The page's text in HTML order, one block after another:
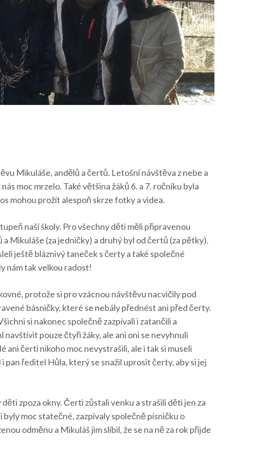
Mikuláše, andělů a čertů. Letošní návštěva z nebe a
moc mrzelo. Také většina žáků 6. a 7. ročníku byla
mohou prožít alespoň skrze fotky a videa.
naší školy. Pro všechny děti měli připravenou
Mikuláše (za jedničky) a druhý byl od čertů (za pětky).
ještě bláznivý taneček s čerty a také společné
nám tak velkou radost!
protože si pro vzácnou návštěvu nacvičily pod
básničky, které se nebály přednést ani před čerty.
si nakonec společně zazpívali i zatančili a
navštívit pouze čtyři žáky, ale ani oni se nevyhnuli
ani čerti nikoho moc nevystrašili, ale i tak si museli
pan ředitel Hůla, který se snažil uprosit čerty, aby si jej
zpoza okny. Čerti zůstali venku a strašili děti jen za
moc statečné, zazpívaly společně písničku o
odměnu a Mikuláš jim slíbil, že se na ně za rok přijde